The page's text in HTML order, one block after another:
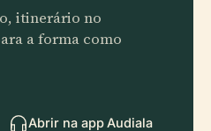
itinerário no
a forma como
Abrir na app Audiala